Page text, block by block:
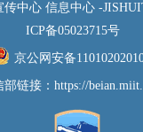
能够独立承担民事责任
中华人民共和国政府采
任的能力；②具有良好
行合同所必需的设备和
中心 信息中心 -
ICP备05023715号
京公网安备
部链接： https://